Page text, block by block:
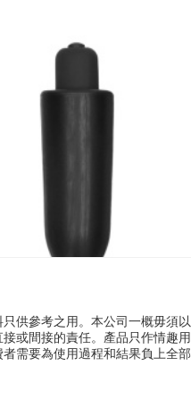
供參考之用。本公司一概毋須
或間接的責任。產品只作情趣
需要為使用過程和結果負上全
或間接的失誤負責，包括但不